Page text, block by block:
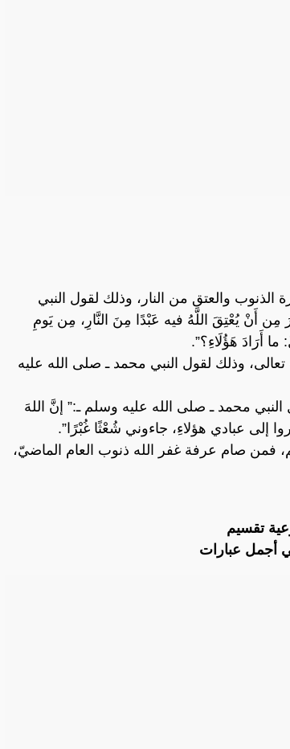
والعتق من النار، وذلك لقول النبي
أَنْ يُعْتِقَ اللَّهُ فيه عَبْدًا مِنَ النَّارِ، مِن يَومِ
ما أَرَادَ هَؤُلَاءِ؟”.
وذلك لقول النبي محمد ـ صلى الله عليه
محمد ـ صلى الله عليه وسلم ـ:” إنَّ اللهَ
إلى عبادي هؤلاءِ، جاءوني شُعْثًا غُبْرًا”.
صام عرفة غفر الله ذنوب العام الماضيّ،
تقسيم
أجمل عبارات